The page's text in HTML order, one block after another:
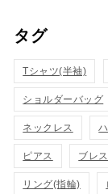
タグ
Tシャツ(半袖)
ショルダーバッグ
ネックレス
ピアス ブレ
リング(指輪)